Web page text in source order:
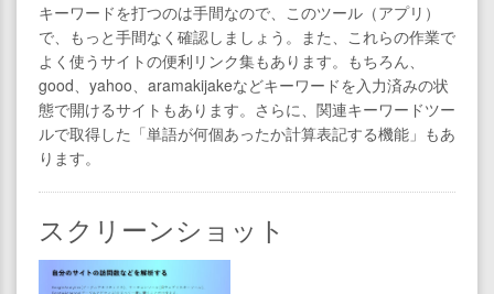
キーワードを打つのは手間なので、このツール（アプリ）
で、もっと手間なく確認しましょう。また、これらの作業で
よく使うサイトの便利リンク集もあります。もちろん、
good、yahoo、aramakijakeなどキーワードを入力済みの状
態で開けるサイトもあります。さらに、関連キーワードツー
ルで取得した「単語が何個あったか計算表記する機能」もあ
ります。
スクリーンショット